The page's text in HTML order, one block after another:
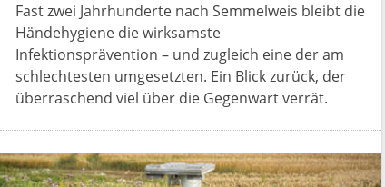
Fast zwei Jahrhunderte nach Semmelweis bleibt die
Händehygiene die wirksamste
Infektionsprävention – und zugleich eine der am
schlechtesten umgesetzten. Ein Blick zurück, der
überraschend viel über die Gegenwart verrät.